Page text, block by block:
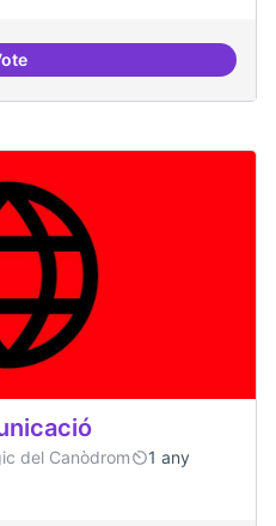
Beques de recerca per
del Canòdrom
1 any